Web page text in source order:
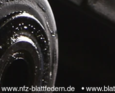
www.nfz-blattfedern.de •